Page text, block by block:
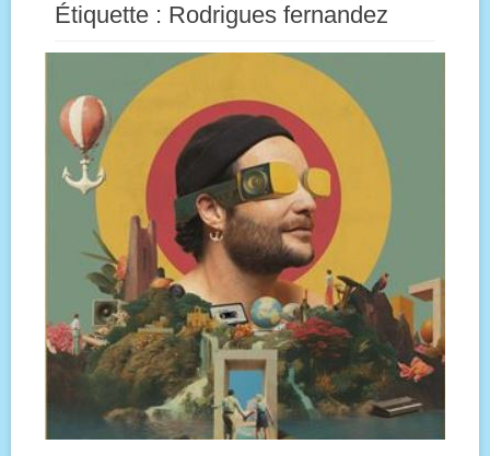
Étiquette : Rodrigues fernandez